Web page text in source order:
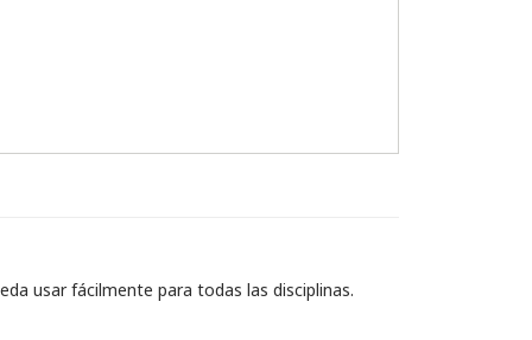
usar fácilmente para todas las disciplinas.